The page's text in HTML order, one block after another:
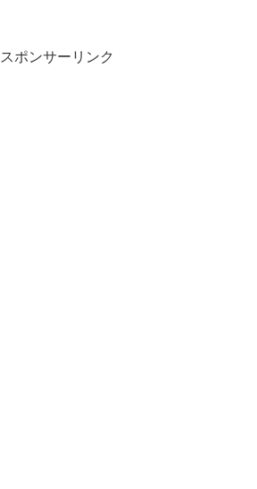
スポンサーリンク